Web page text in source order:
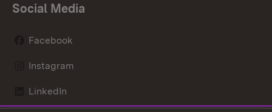
Social Media
Facebook
Instagram
LinkedIn